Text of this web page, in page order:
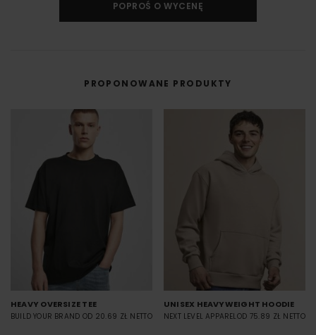
POPROŚ O WYCENĘ
PROPONOWANE PRODUKTY
HEAVY OVERSIZE TEE
BUILD YOUR BRAND OD 20.69 ZŁ NETTO
UNISEX HEAVYWEIGHT HOODIE
NEXT LEVEL APPARELOD 75.89 ZŁ NETTO